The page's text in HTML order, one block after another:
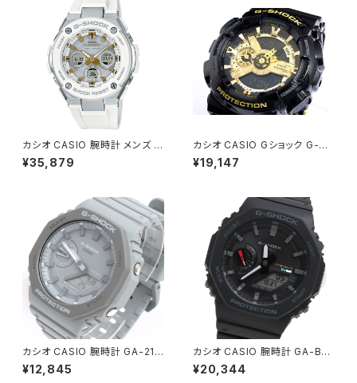
カシオ CASIO 腕時計 メンズ G
ST-W300-7AJF G-SHOCK
クォーツ シルバー ホワイト国内
¥35,879
カシオ CASIO Gショック G-SH
OCK ハイパーカラーズ 腕時計
GA-110GB-１A ゴールド
¥19,147
カシオ CASIO 腕時計 GA-211
0ET-8A メンズ レディース Gシ
ョック G-SHOCK クォーツ グレ
¥12,845
カシオ CASIO 腕時計 GA-B21
00-1A メンズ Gショック G-SH
OCK タフソーラー ブラック
¥20,344